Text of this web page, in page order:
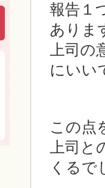
報告１
ありま
上司の
にいい
この点
上司と
くるで